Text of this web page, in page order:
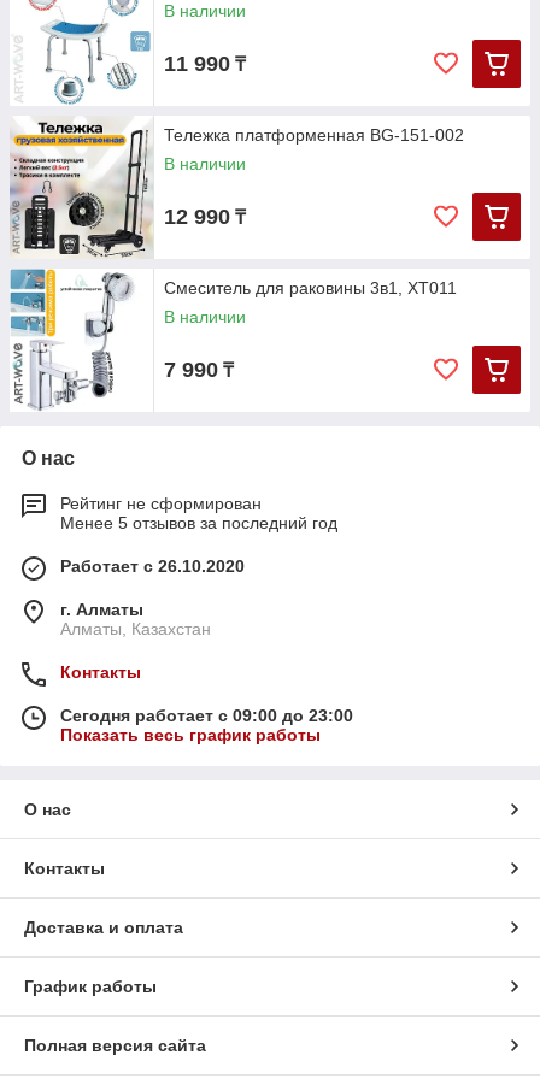
В наличии
11 990 ₸
Тележка платформенная BG-151-002
В наличии
12 990 ₸
Смеситель для раковины 3в1, XT011
В наличии
7 990 ₸
О нас
Рейтинг не сформирован
Менее 5 отзывов за последний год
Работает с 26.10.2020
г. Алматы
Алматы, Казахстан
Контакты
Сегодня работает с 09:00 до 23:00
Показать весь график работы
О нас
Контакты
Доставка и оплата
График работы
Полная версия сайта